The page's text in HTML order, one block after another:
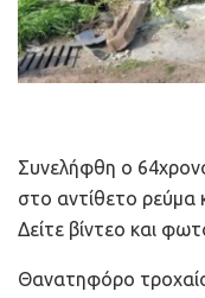
Συνελήφθη ο
στο αντίθετο ρεύμα
Δείτε βίντεο και
Θανατηφόρο